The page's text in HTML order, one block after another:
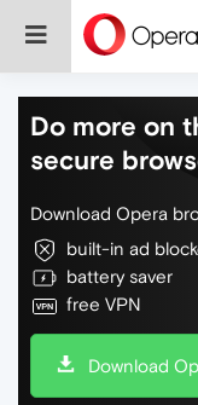
Do more on
secure
Download Opera
built-in ad
battery saver
free VPN
Download